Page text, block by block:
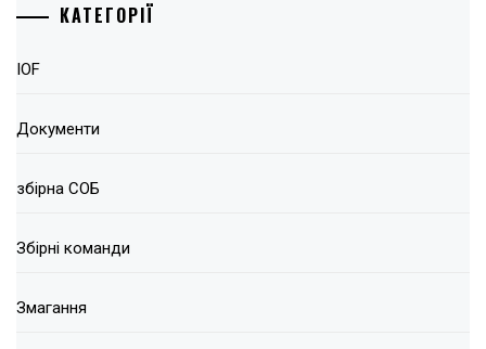
КАТЕГОРІЇ
IOF
Документи
збірна СОБ
Збірні команди
Змагання